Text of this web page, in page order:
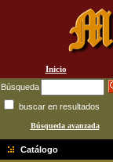
Inicio
Búsqueda
buscar en resultados
Búsqueda avanzada
Catálogo